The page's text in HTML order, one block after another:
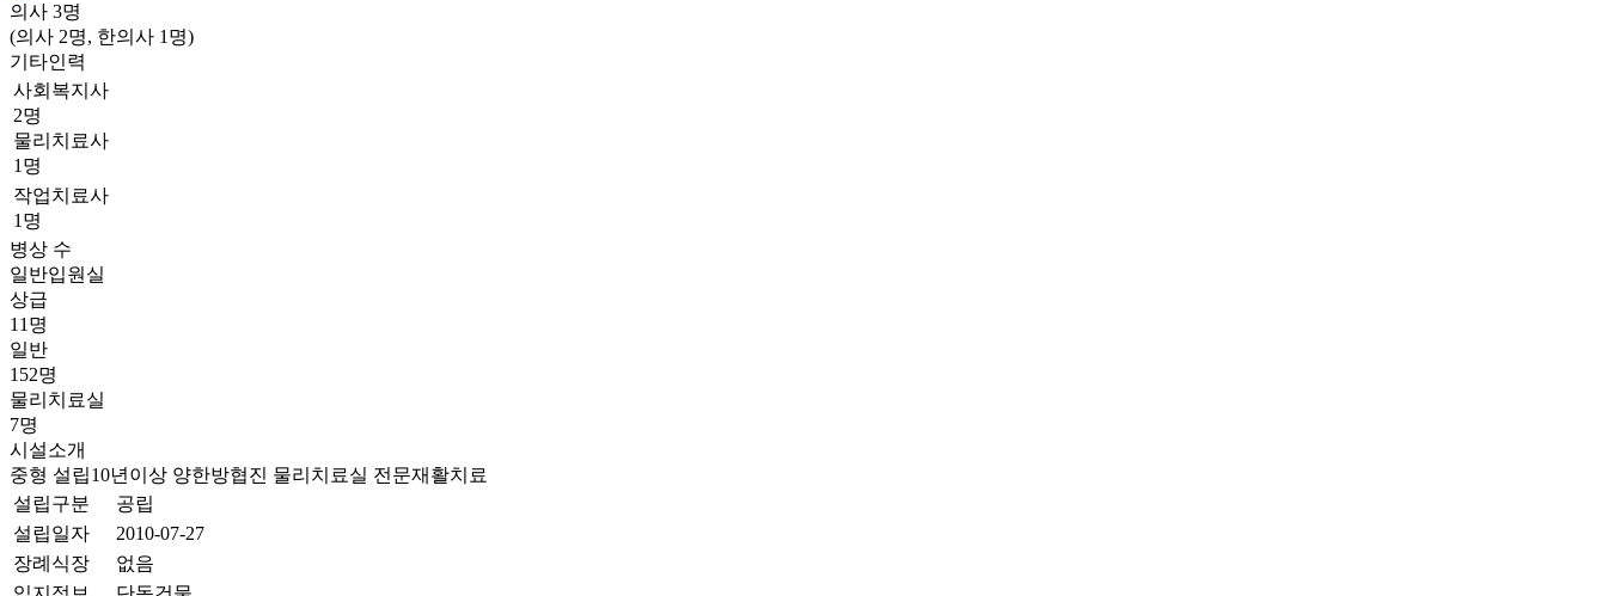
의사 3명
(의사 2명, 한의사 1명)
기타인력
사회복지사
2명
물리치료사
1명
작업치료사
1명
병상 수
일반입원실
상급
11명
일반
152명
물리치료실
7명
시설소개
중형 설립10년이상 양한방협진 물리치료실 전문재활치료
설립구분
공립
설립일자
2010-07-27
장례식장
없음